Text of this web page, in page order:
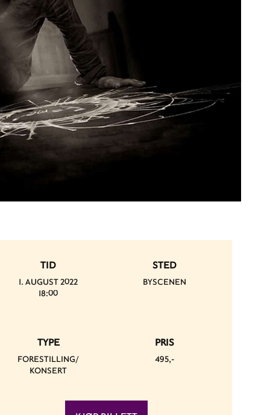
TID
1. AUGUST 2022
18:00
STED
BYSCENEN
TYPE
FORESTILLING/
KONSERT
PRIS
495,-